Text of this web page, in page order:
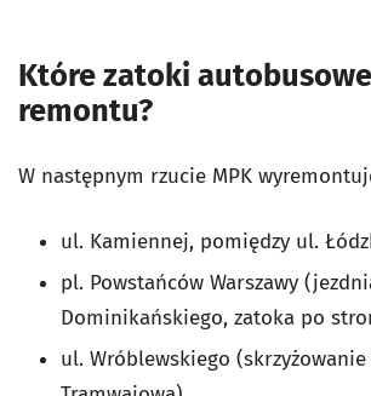
Które zatoki
remontu?
W następnym rzucie MPK
ul. Kamiennej, pomiędzy ul.
pl. Powstańców Warszawy
Dominikańskiego, zatoka po
ul. Wróblewskiego (skrzyżowanie